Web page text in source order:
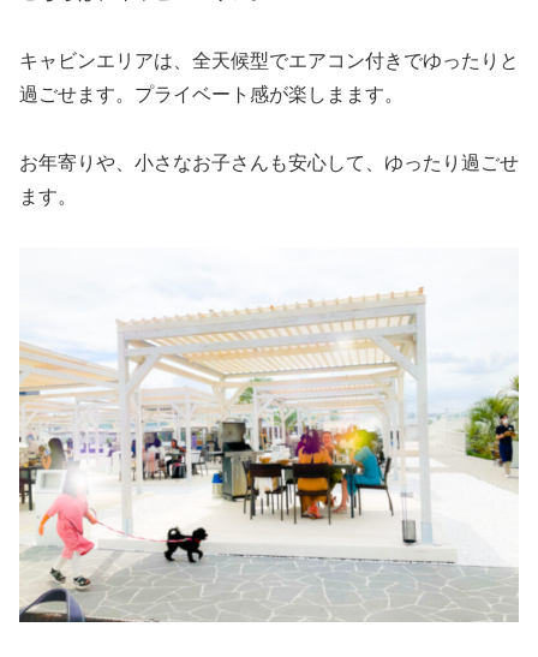
キャビンエリアは、全天候型でエアコン付きでゆったりと
過ごせます。プライベート感が楽しまます。
お年寄りや、小さなお子さんも安心して、ゆったり過ごせ
ます。